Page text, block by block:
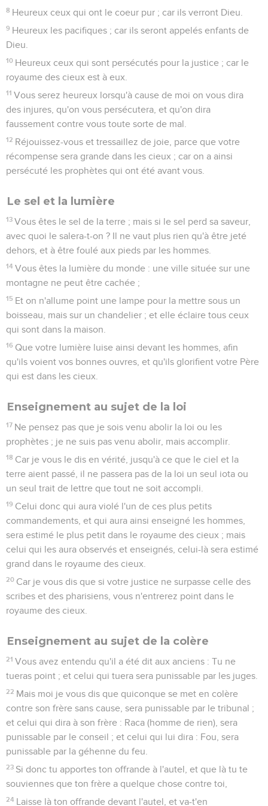
8 Heureux ceux qui ont le coeur pur ; car ils verront Dieu.
9 Heureux les pacifiques ; car ils seront appelés enfants de
Dieu.
10 Heureux ceux qui sont persécutés pour la justice ; car le
royaume des cieux est à eux.
11 Vous serez heureux lorsqu'à cause de moi on vous dira
des injures, qu'on vous persécutera, et qu'on dira
faussement contre vous toute sorte de mal.
12 Réjouissez-vous et tressaillez de joie, parce que votre
récompense sera grande dans les cieux ; car on a ainsi
persécuté les prophètes qui ont été avant vous.
Le sel et la lumière
13 Vous êtes le sel de la terre ; mais si le sel perd sa saveur,
avec quoi le salera-t-on ? Il ne vaut plus rien qu'à être jeté
dehors, et à être foulé aux pieds par les hommes.
14 Vous êtes la lumière du monde : une ville située sur une
montagne ne peut être cachée ;
15 Et on n'allume point une lampe pour la mettre sous un
boisseau, mais sur un chandelier ; et elle éclaire tous ceux
qui sont dans la maison.
16 Que votre lumière luise ainsi devant les hommes, afin
qu'ils voient vos bonnes ouvres, et qu'ils glorifient votre Père
qui est dans les cieux.
Enseignement au sujet de la loi
17 Ne pensez pas que je sois venu abolir la loi ou les
prophètes ; je ne suis pas venu abolir, mais accomplir.
18 Car je vous le dis en vérité, jusqu'à ce que le ciel et la
terre aient passé, il ne passera pas de la loi un seul iota ou
un seul trait de lettre que tout ne soit accompli.
19 Celui donc qui aura violé l'un de ces plus petits
commandements, et qui aura ainsi enseigné les hommes,
sera estimé le plus petit dans le royaume des cieux ; mais
celui qui les aura observés et enseignés, celui-là sera estimé
grand dans le royaume des cieux.
20 Car je vous dis que si votre justice ne surpasse celle des
scribes et des pharisiens, vous n'entrerez point dans le
royaume des cieux.
Enseignement au sujet de la colère
21 Vous avez entendu qu'il a été dit aux anciens : Tu ne
tueras point ; et celui qui tuera sera punissable par les juges.
22 Mais moi je vous dis que quiconque se met en colère
contre son frère sans cause, sera punissable par le tribunal ;
et celui qui dira à son frère : Raca (homme de rien), sera
punissable par le conseil ; et celui qui lui dira : Fou, sera
punissable par la géhenne du feu.
23 Si donc tu apportes ton offrande à l'autel, et que là tu te
souviennes que ton frère a quelque chose contre toi,
24 Laisse là ton offrande devant l'autel, et va-t'en